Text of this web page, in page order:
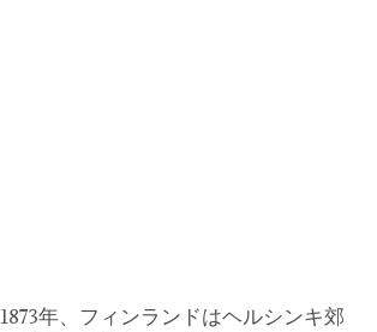
年、フィンランドはヘルシンキ郊